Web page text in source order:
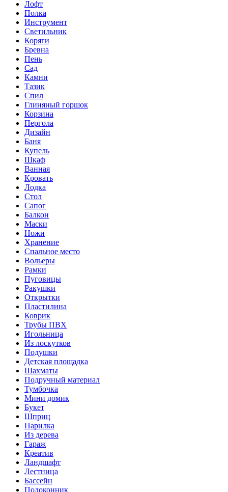
Лофт
Полка
Инструмент
Светильник
Коряги
Бревна
Пень
Сад
Камни
Тазик
Спил
Глиняный горшок
Корзина
Пергола
Дизайн
Баня
Купель
Шкаф
Ванная
Кровать
Лодка
Стол
Сапог
Балкон
Маски
Ножи
Хранение
Спальное место
Вольеры
Рамки
Пуговицы
Ракушки
Открытки
Пластилина
Коврик
Трубы ПВХ
Игольница
Из лоскутков
Подушки
Детская площадка
Шахматы
Подручный материал
Тумбочка
Мини домик
Букет
Шприц
Парилка
Из дерева
Гараж
Креатив
Ландшафт
Лестница
Бассейн
Подоконник